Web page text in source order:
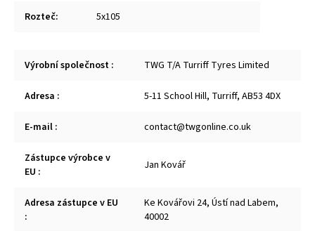
Rozteč: 5x105
Výrobní společnost : TWG T/A Turriff Tyres Limited
Adresa : 5-11 School Hill, Turriff, AB53 4DX
E-mail : contact@twgonline.co.uk
Zástupce výrobce v
EU : Jan Kovář
Adresa zástupce v EU
:
Ke Kovářovi 24, Ústí nad Labem,
40002